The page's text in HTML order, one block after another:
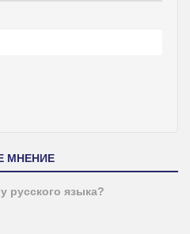
МНЕНИЕ
русского языка?